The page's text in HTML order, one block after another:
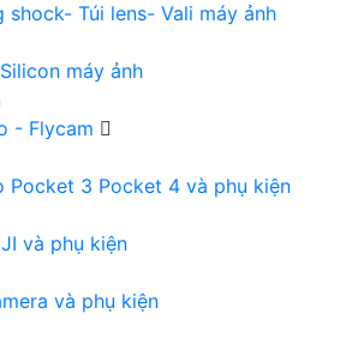
shock- Túi lens- Vali máy ảnh
máy ảnh
- Flycam
Pocket 3 Pocket 4 và phụ kiện
và phụ kiện
và phụ kiện